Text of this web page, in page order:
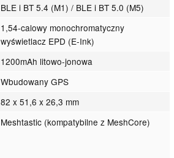
BLE i BT 5.4 (M1) / BLE i BT 5.0 (M5)
1,54-calowy monochromatyczny
wyświetlacz EPD (E-Ink)
1200mAh litowo-jonowa
Wbudowany GPS
82 x 51,6 x 26,3 mm
Meshtastic (kompatybilne z MeshCore)